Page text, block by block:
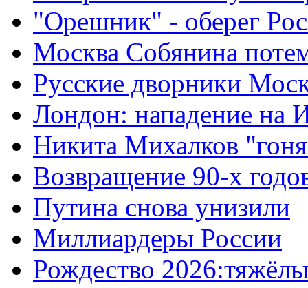
"Орешник" - оберег
Москва Собянина
Русские дворники
Лондон: нападение на
Никита Михалков
Возвращение 90-х
Путина снова унизили
Миллиардеры России
Рождество